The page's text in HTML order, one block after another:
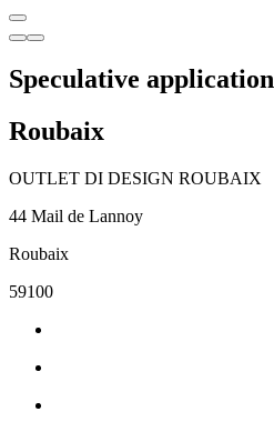
Speculative application
Roubaix
OUTLET DI DESIGN ROUBAIX
44 Mail de Lannoy
Roubaix
59100